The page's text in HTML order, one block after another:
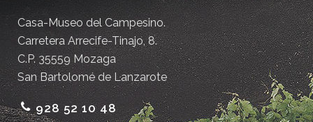
Casa-Museo del Campesino.
Carretera Arrecife-Tinajo, 8.
C.P. 35559 Mozaga
San Bartolomé de Lanzarote
928 52 10 48